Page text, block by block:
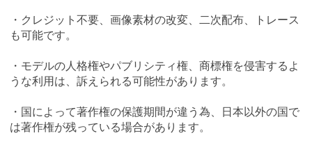
・クレジット不要、画像素材の改変、二次配布、トレース
も可能です。
・モデルの人格権やパブリシティ権、商標権を侵害するよ
うな利用は、訴えられる可能性があります。
・国によって著作権の保護期間が違う為、日本以外の国で
は著作権が残っている場合があります。